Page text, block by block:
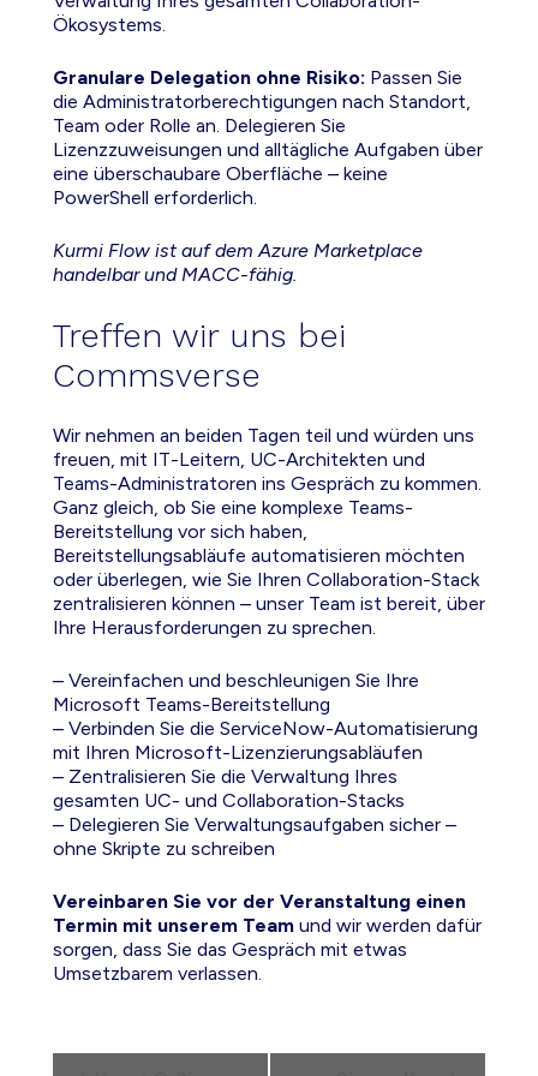
Ökosystems.
Granulare Delegation ohne Risiko: Passen Sie
die Administratorberechtigungen nach Standort,
Team oder Rolle an. Delegieren Sie
Lizenzzuweisungen und alltägliche Aufgaben über
eine überschaubare Oberfläche – keine
PowerShell erforderlich.
Kurmi Flow ist auf dem Azure Marketplace
handelbar und MACC-fähig.
Treffen wir uns bei
Commsverse
Wir nehmen an beiden Tagen teil und würden uns
freuen, mit IT-Leitern, UC-Architekten und
Teams-Administratoren ins Gespräch zu kommen.
Ganz gleich, ob Sie eine komplexe Teams-
Bereitstellung vor sich haben,
Bereitstellungsabläufe automatisieren möchten
oder überlegen, wie Sie Ihren Collaboration-Stack
zentralisieren können – unser Team ist bereit, über
Ihre Herausforderungen zu sprechen.
– Vereinfachen und beschleunigen Sie Ihre
Microsoft Teams-Bereitstellung
– Verbinden Sie die ServiceNow-Automatisierung
mit Ihren Microsoft-Lizenzierungsabläufen
– Zentralisieren Sie die Verwaltung Ihres
gesamten UC- und Collaboration-Stacks
– Delegieren Sie Verwaltungsaufgaben sicher –
ohne Skripte zu schreiben
Vereinbaren Sie vor der Veranstaltung einen
Termin mit unserem Team und wir werden dafür
sorgen, dass Sie das Gespräch mit etwas
Umsetzbarem verlassen.